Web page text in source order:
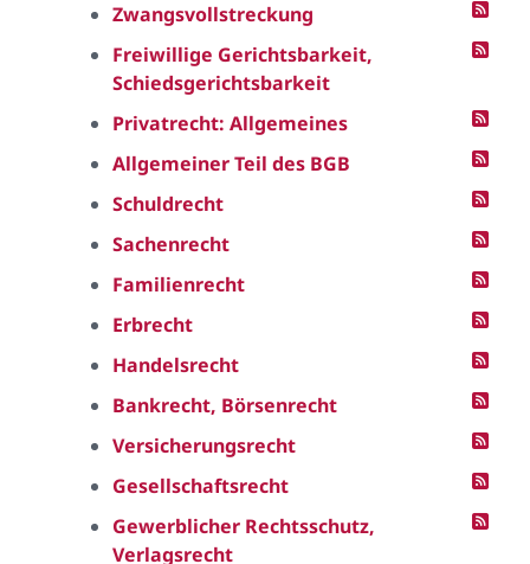
Zwangsvollstreckung
Freiwillige Gerichtsbarkeit,
Schiedsgerichtsbarkeit
Privatrecht: Allgemeines
Allgemeiner Teil des BGB
Schuldrecht
Sachenrecht
Familienrecht
Erbrecht
Handelsrecht
Bankrecht, Börsenrecht
Versicherungsrecht
Gesellschaftsrecht
Gewerblicher Rechtsschutz,
Verlagsrecht